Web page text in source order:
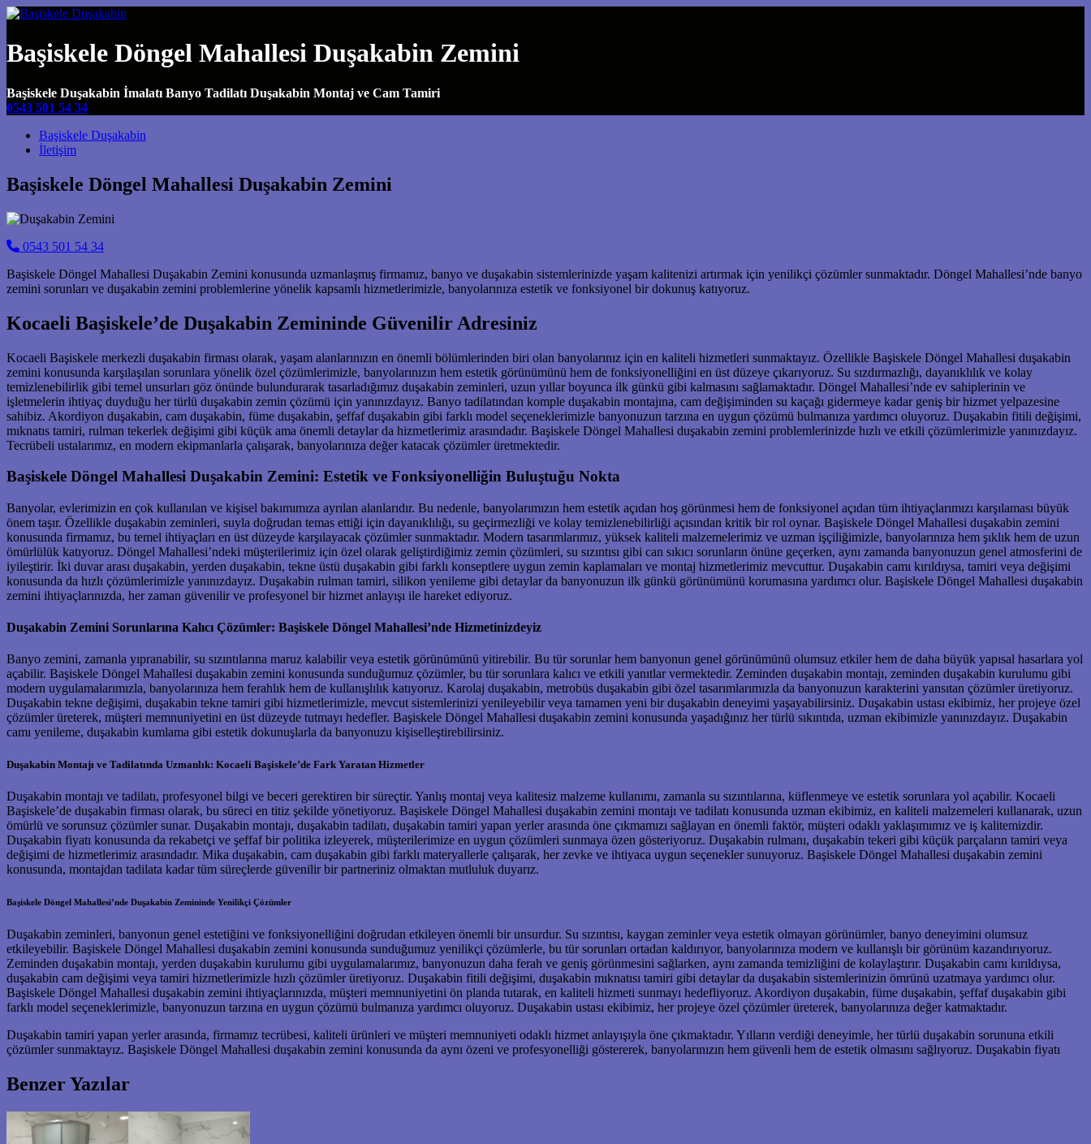
Başiskele Döngel Mahallesi Duşakabin Zemini
Başiskele Duşakabin İmalatı Banyo Tadilatı Duşakabin Montaj ve Cam Tamiri
0543 501 54 34
Main Navigation
Başiskele Duşakabin
İletişim
Başiskele Döngel Mahallesi Duşakabin Zemini
0543 501 54 34
Başiskele Döngel Mahallesi Duşakabin Zemini konusunda uzmanlaşmış firmamız, banyo ve duşakabin sistemlerinizde yaşam kalitenizi artırmak için yenilikçi çözümler sunmaktadır. Döngel Mahallesi’nde banyo
zemini sorunları ve duşakabin zemini problemlerine yönelik kapsamlı hizmetlerimizle, banyolarınıza estetik ve fonksiyonel bir dokunuş katıyoruz.
Kocaeli Başiskele’de Duşakabin Zemininde Güvenilir Adresiniz
Kocaeli Başiskele merkezli duşakabin firması olarak, yaşam alanlarınızın en önemli bölümlerinden biri olan banyolarınız için en kaliteli hizmetleri sunmaktayız. Özellikle Başiskele Döngel Mahallesi duşakabin
zemini konusunda karşılaşılan sorunlara yönelik özel çözümlerimizle, banyolarınızın hem estetik görünümünü hem de fonksiyonelliğini en üst düzeye çıkarıyoruz. Su sızdırmazlığı, dayanıklılık ve kolay
temizlenebilirlik gibi temel unsurları göz önünde bulundurarak tasarladığımız duşakabin zeminleri, uzun yıllar boyunca ilk günkü gibi kalmasını sağlamaktadır. Döngel Mahallesi’nde ev sahiplerinin ve
işletmelerin ihtiyaç duyduğu her türlü duşakabin zemin çözümü için yanınızdayız. Banyo tadilatından komple duşakabin montajına, cam değişiminden su kaçağı gidermeye kadar geniş bir hizmet yelpazesine
sahibiz. Akordiyon duşakabin, cam duşakabin, füme duşakabin, şeffaf duşakabin gibi farklı model seçeneklerimizle banyonuzun tarzına en uygun çözümü bulmanıza yardımcı oluyoruz. Duşakabin fitili değişimi,
mıknatıs tamiri, rulman tekerlek değişimi gibi küçük ama önemli detaylar da hizmetlerimiz arasındadır. Başiskele Döngel Mahallesi duşakabin zemini problemlerinizde hızlı ve etkili çözümlerimizle yanınızdayız.
Tecrübeli ustalarımız, en modern ekipmanlarla çalışarak, banyolarınıza değer katacak çözümler üretmektedir.
Başiskele Döngel Mahallesi Duşakabin Zemini: Estetik ve Fonksiyonelliğin Buluştuğu Nokta
Banyolar, evlerimizin en çok kullanılan ve kişisel bakımımıza ayrılan alanlarıdır. Bu nedenle, banyolarımızın hem estetik açıdan hoş görünmesi hem de fonksiyonel açıdan tüm ihtiyaçlarımızı karşılaması büyük
önem taşır. Özellikle duşakabin zeminleri, suyla doğrudan temas ettiği için dayanıklılığı, su geçirmezliği ve kolay temizlenebilirliği açısından kritik bir rol oynar. Başiskele Döngel Mahallesi duşakabin zemini
konusunda firmamız, bu temel ihtiyaçları en üst düzeyde karşılayacak çözümler sunmaktadır. Modern tasarımlarımız, yüksek kaliteli malzemelerimiz ve uzman işçiliğimizle, banyolarınıza hem şıklık hem de uzun
ömürlülük katıyoruz. Döngel Mahallesi’ndeki müşterilerimiz için özel olarak geliştirdiğimiz zemin çözümleri, su sızıntısı gibi can sıkıcı sorunların önüne geçerken, aynı zamanda banyonuzun genel atmosferini de
iyileştirir. İki duvar arası duşakabin, yerden duşakabin, tekne üstü duşakabin gibi farklı konseptlere uygun zemin kaplamaları ve montaj hizmetlerimiz mevcuttur. Duşakabin camı kırıldıysa, tamiri veya değişimi
konusunda da hızlı çözümlerimizle yanınızdayız. Duşakabin rulman tamiri, silikon yenileme gibi detaylar da banyonuzun ilk günkü görünümünü korumasına yardımcı olur. Başiskele Döngel Mahallesi duşakabin
zemini ihtiyaçlarınızda, her zaman güvenilir ve profesyonel bir hizmet anlayışı ile hareket ediyoruz.
Duşakabin Zemini Sorunlarına Kalıcı Çözümler: Başiskele Döngel Mahallesi’nde Hizmetinizdeyiz
Banyo zemini, zamanla yıpranabilir, su sızıntılarına maruz kalabilir veya estetik görünümünü yitirebilir. Bu tür sorunlar hem banyonun genel görünümünü olumsuz etkiler hem de daha büyük yapısal hasarlara yol
açabilir. Başiskele Döngel Mahallesi duşakabin zemini konusunda sunduğumuz çözümler, bu tür sorunlara kalıcı ve etkili yanıtlar vermektedir. Zeminden duşakabin montajı, zeminden duşakabin kurulumu gibi
modern uygulamalarımızla, banyolarınıza hem ferahlık hem de kullanışlılık katıyoruz. Karolaj duşakabin, metrobüs duşakabin gibi özel tasarımlarımızla da banyonuzun karakterini yansıtan çözümler üretiyoruz.
Duşakabin tekne değişimi, duşakabin tekne tamiri gibi hizmetlerimizle, mevcut sistemlerinizi yenileyebilir veya tamamen yeni bir duşakabin deneyimi yaşayabilirsiniz. Duşakabin ustası ekibimiz, her projeye özel
çözümler üreterek, müşteri memnuniyetini en üst düzeyde tutmayı hedefler. Başiskele Döngel Mahallesi duşakabin zemini konusunda yaşadığınız her türlü sıkıntıda, uzman ekibimizle yanınızdayız. Duşakabin
camı yenileme, duşakabin kumlama gibi estetik dokunuşlarla da banyonuzu kişiselleştirebilirsiniz.
Duşakabin Montajı ve Tadilatında Uzmanlık: Kocaeli Başiskele’de Fark Yaratan Hizmetler
Duşakabin montajı ve tadilatı, profesyonel bilgi ve beceri gerektiren bir süreçtir. Yanlış montaj veya kalitesiz malzeme kullanımı, zamanla su sızıntılarına, küflenmeye ve estetik sorunlara yol açabilir. Kocaeli
Başiskele’de duşakabin firması olarak, bu süreci en titiz şekilde yönetiyoruz. Başiskele Döngel Mahallesi duşakabin zemini montajı ve tadilatı konusunda uzman ekibimiz, en kaliteli malzemeleri kullanarak, uzun
ömürlü ve sorunsuz çözümler sunar. Duşakabin montajı, duşakabin tadilatı, duşakabin tamiri yapan yerler arasında öne çıkmamızı sağlayan en önemli faktör, müşteri odaklı yaklaşımımız ve iş kalitemizdir.
Duşakabin fiyatı konusunda da rekabetçi ve şeffaf bir politika izleyerek, müşterilerimize en uygun çözümleri sunmaya özen gösteriyoruz. Duşakabin rulmanı, duşakabin tekeri gibi küçük parçaların tamiri veya
değişimi de hizmetlerimiz arasındadır. Mika duşakabin, cam duşakabin gibi farklı materyallerle çalışarak, her zevke ve ihtiyaca uygun seçenekler sunuyoruz. Başiskele Döngel Mahallesi duşakabin zemini
konusunda, montajdan tadilata kadar tüm süreçlerde güvenilir bir partneriniz olmaktan mutluluk duyarız.
Başiskele Döngel Mahallesi’nde Duşakabin Zemininde Yenilikçi Çözümler
Duşakabin zeminleri, banyonun genel estetiğini ve fonksiyonelliğini doğrudan etkileyen önemli bir unsurdur. Su sızıntısı, kaygan zeminler veya estetik olmayan görünümler, banyo deneyimini olumsuz
etkileyebilir. Başiskele Döngel Mahallesi duşakabin zemini konusunda sunduğumuz yenilikçi çözümlerle, bu tür sorunları ortadan kaldırıyor, banyolarınıza modern ve kullanışlı bir görünüm kazandırıyoruz.
Zeminden duşakabin montajı, yerden duşakabin kurulumu gibi uygulamalarımız, banyonuzun daha ferah ve geniş görünmesini sağlarken, aynı zamanda temizliğini de kolaylaştırır. Duşakabin camı kırıldıysa,
duşakabin cam değişimi veya tamiri hizmetlerimizle hızlı çözümler üretiyoruz. Duşakabin fitili değişimi, duşakabin mıknatısı tamiri gibi detaylar da duşakabin sistemlerinizin ömrünü uzatmaya yardımcı olur.
Başiskele Döngel Mahallesi duşakabin zemini ihtiyaçlarınızda, müşteri memnuniyetini ön planda tutarak, en kaliteli hizmeti sunmayı hedefliyoruz. Akordiyon duşakabin, füme duşakabin, şeffaf duşakabin gibi
farklı model seçeneklerimizle, banyonuzun tarzına en uygun çözümü bulmanıza yardımcı oluyoruz. Duşakabin ustası ekibimiz, her projeye özel çözümler üreterek, banyolarınıza değer katmaktadır.
Duşakabin tamiri yapan yerler arasında, firmamız tecrübesi, kaliteli ürünleri ve müşteri memnuniyeti odaklı hizmet anlayışıyla öne çıkmaktadır. Yılların verdiği deneyimle, her türlü duşakabin sorununa etkili
çözümler sunmaktayız. Başiskele Döngel Mahallesi duşakabin zemini konusunda da aynı özeni ve profesyonelliği göstererek, banyolarınızın hem güvenli hem de estetik olmasını sağlıyoruz. Duşakabin fiyatı
Benzer Yazılar